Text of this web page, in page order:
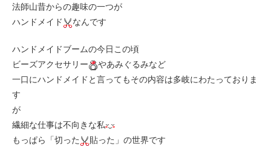
法師山昔からの趣味の一つが
ハンドメイド
なんです
ハンドメイドブームの今日この頃
ビーズアクセサリー
やあみぐるみなど
一口にハンドメイドと言ってもその内容は多岐にわたっておりま
す
が
繊細な仕事は不向きな私
もっぱら「切った
貼った」の世界です